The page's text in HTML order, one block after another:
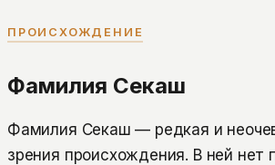
ПРОИСХОЖДЕНИЕ
Фамилия Секаш
Фамилия Секаш — редкая и
зрения происхождения. В ней нет